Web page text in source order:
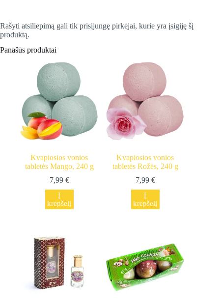
Rašyti atsiliepimą gali tik prisijungę pirkėjai, kurie yra įsigiję šį
produktą.
Panašūs produktai
Kvapiosios vonios
tabletės Mango, 240 g
7,99 €
Į
krepšelį
Kvapiosios vonios
tabletės Rožės, 240 g
7,99 €
Į
krepšelį